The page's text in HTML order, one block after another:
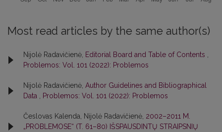
Most read articles by the same author(s)
Nijolė Radavičienė, Editorial Board and Table of Contents
Problemos: Vol. 101 (2022): Problemos
Nijolė Radavičienė, Author Guidelines and Bibliographical
Data
Problemos: Vol. 101 (2022): Problemos
Česlovas Kalenda, Nijolė Radavičienė, 2002–2011 M.
„PROBLEMOSE“ (T. 61–80) IŠSPAUSDINTŲ STRAIPSNIŲ